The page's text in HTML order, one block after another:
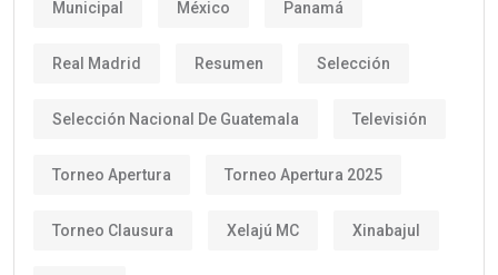
Municipal México Panamá
Real Madrid Resumen Selección
Selección Nacional De Guatemala Televisión
Torneo Apertura Torneo Apertura 2025
Torneo Clausura Xelajú MC Xinabajul